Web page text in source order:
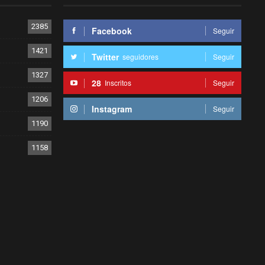
2385
1421
1327
1206
1190
1158
Facebook Seguir
Twitter seguidores Seguir
28 Inscritos Seguir
Instagram Seguir